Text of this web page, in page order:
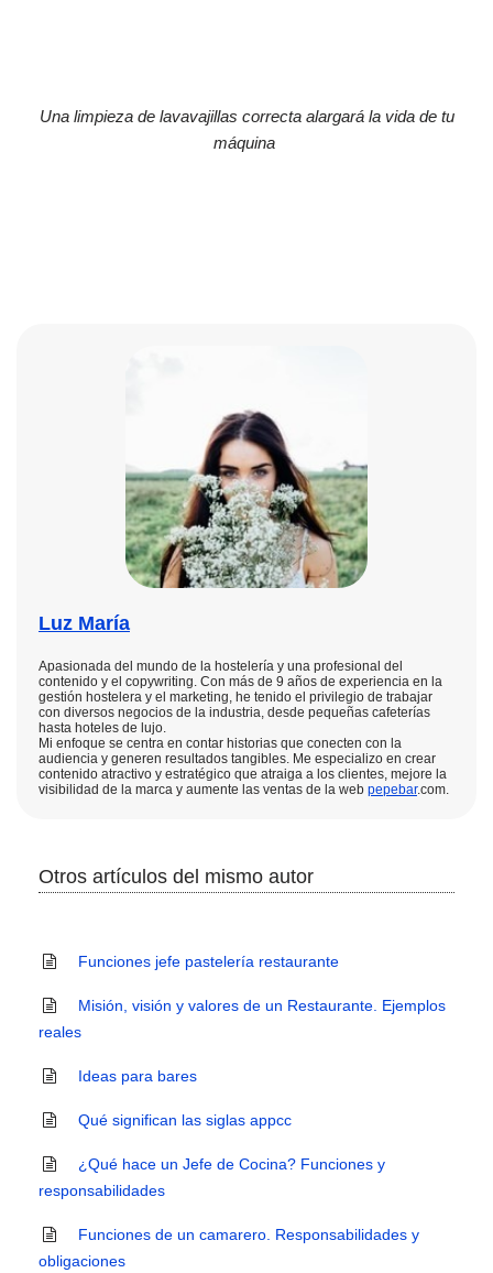
Una limpieza de lavavajillas correcta alargará la vida de tu
máquina
Luz María
Apasionada del mundo de la hostelería y una profesional del
contenido y el copywriting. Con más de 9 años de experiencia en la
gestión hostelera y el marketing, he tenido el privilegio de trabajar
con diversos negocios de la industria, desde pequeñas cafeterías
hasta hoteles de lujo.
Mi enfoque se centra en contar historias que conecten con la
audiencia y generen resultados tangibles. Me especializo en crear
contenido atractivo y estratégico que atraiga a los clientes, mejore la
visibilidad de la marca y aumente las ventas de la web pepebar.com.
Otros artículos del mismo autor
Funciones jefe pastelería restaurante
Misión, visión y valores de un Restaurante. Ejemplos
reales
Ideas para bares
Qué significan las siglas appcc
¿Qué hace un Jefe de Cocina? Funciones y
responsabilidades
Funciones de un camarero. Responsabilidades y
obligaciones